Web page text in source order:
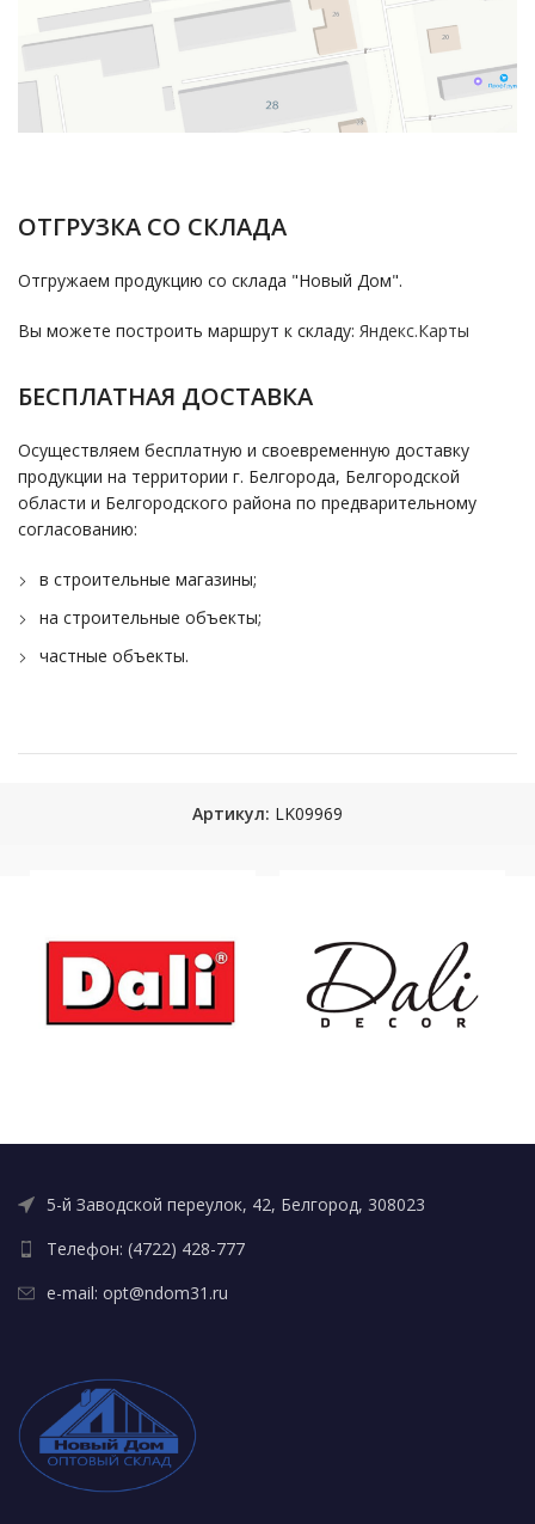
ОТГРУЗКА СО СКЛАДА
Отгружаем продукцию со склада "Новый Дом".
Вы можете построить маршрут к складу: Яндекс.Карты
БЕСПЛАТНАЯ ДОСТАВКА
Осуществляем бесплатную и своевременную доставку
продукции на территории г. Белгорода, Белгородской
области и Белгородского района по предварительному
согласованию:
в строительные магазины;
на строительные объекты;
частные объекты.
Артикул: LK09969
5-й Заводской переулок, 42, Белгород, 308023
Телефон: (4722) 428-777
e-mail: opt@ndom31.ru